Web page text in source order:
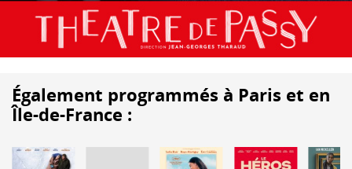
Également programmés à Paris et en
Île-de-France :